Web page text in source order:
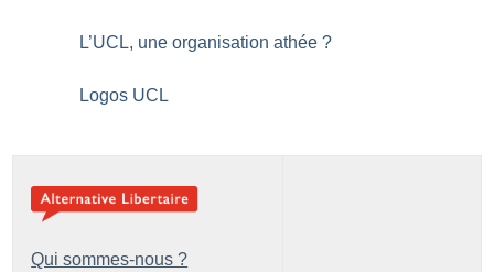
L’UCL, une organisation athée ?
Logos UCL
Qui sommes-nous ?